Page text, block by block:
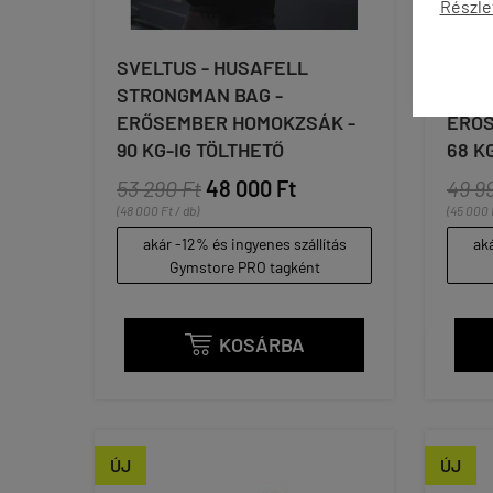
SVELTUS - HUSAFELL
STRONGMAN BAG -
ERŐSEMBER HOMOKZSÁK -
90 KG-IG TÖLTHETŐ
53 290 Ft48 000 Ft
(48 000 Ft / db)
akár -12% és ingyenes szállítás
Gymstore PRO tagként
 KOSÁRBA
68
49
(45 000
ÚJ ÚJ